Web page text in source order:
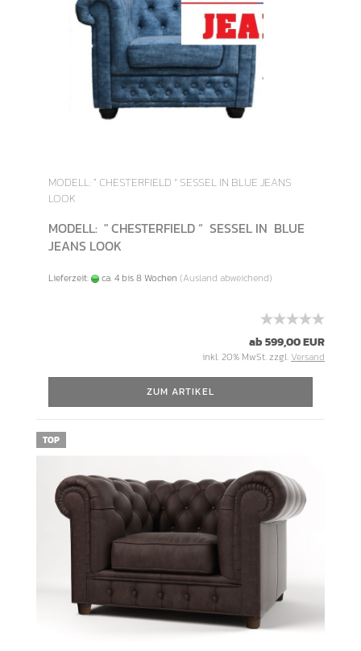
MODELL: " CHESTERFIELD “ SESSEL IN BLUE JEANS
LOOK
MODELL: " CHESTERFIELD “ SESSEL IN BLUE
JEANS LOOK
Lieferzeit: ca. 4 bis 8 Wochen (Ausland abweichend)
ab 599,00 EUR
inkl. 20% MwSt. zzgl. Versand
ZUM ARTIKEL
TOP